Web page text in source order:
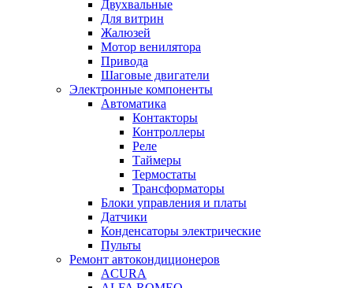
Двухвальные
Для витрин
Жалюзей
Мотор венилятора
Привода
Шаговые двигатели
Электронные компоненты
Автоматика
Контакторы
Контроллеры
Реле
Таймеры
Термостаты
Трансформаторы
Блоки управления и платы
Датчики
Конденсаторы электрические
Пульты
Ремонт автокондиционеров
ACURA